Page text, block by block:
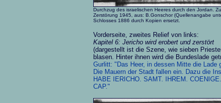
Durchzug des israelischen Heeres durch den Jordan.
Zerstörung 1945, aus: B.Gonschor (Quellenangabe
Schlosses 1886 durch Kopien ersetzt.
Vorderseite, zweites Relief von links:
Kapitel 6: Jericho wird erobert und zerstört
(dargestellt ist die Szene, wie sieben
blasen. Hinter ihnen wird die Bundeslade
Gurlitt: "Das Heer, in dessen Mitte die Lade
Die Mauern der Stadt fallen ein. Dazu die
HABE IERICHO. SAMT. IHREM.
CAP."